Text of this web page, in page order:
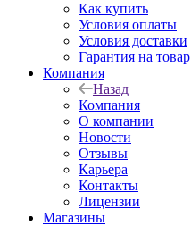
Как купить
Условия оплаты
Условия доставки
Гарантия на товар
Компания
Назад
Компания
О компании
Новости
Отзывы
Карьера
Контакты
Лицензии
Магазины